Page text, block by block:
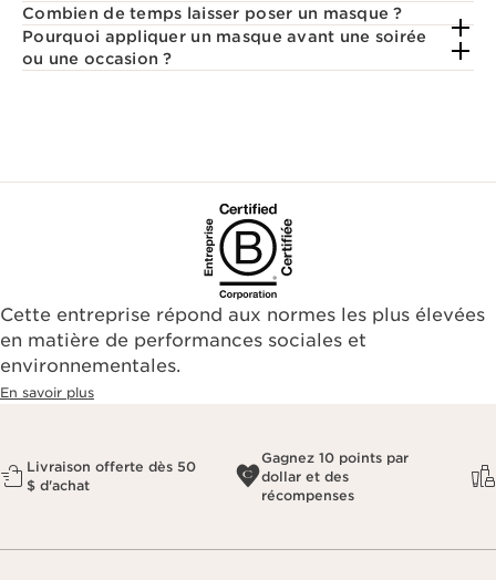
Combien de temps laisser poser un masque ?
Pourquoi appliquer un masque avant une soirée
ou une occasion ?
Cette entreprise répond aux normes les plus élevées
en matière de performances sociales et
environnementales.​
En savoir plus
Livraison offerte dès 50
$ d'achat
Gagnez 10 points par
dollar et des
récompenses